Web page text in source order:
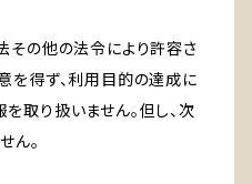
その他の法令により許容さ
を得ず、利用目的の達成に
取り扱いません。但し、次
ん。